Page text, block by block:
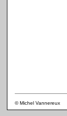
© Michel Vannereux